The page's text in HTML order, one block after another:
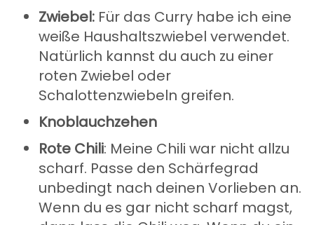
Zwiebel: Für das Curry habe ich eine
weiße Haushaltszwiebel verwendet.
Natürlich kannst du auch zu einer
roten Zwiebel oder
Schalottenzwiebeln greifen.
Knoblauchzehen
Rote Chili: Meine Chili war nicht allzu
scharf. Passe den Schärfegrad
unbedingt nach deinen Vorlieben an.
Wenn du es gar nicht scharf magst,